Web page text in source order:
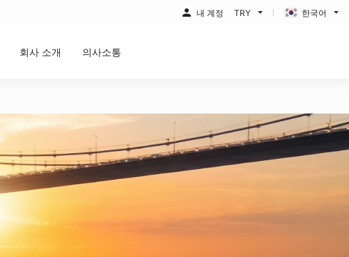
내 계정 TRY 한국어
회사 소개 의사소통